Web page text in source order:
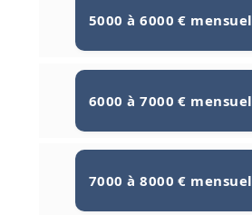
5000 à 6000 € mensuel
6000 à 7000 € mensuel
7000 à 8000 € mensuel